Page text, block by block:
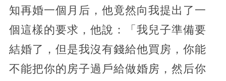
知再婚一個月后，他竟然向我提出了一
個這樣的要求，他說：「我兒子準備要
結婚了，但是我沒有錢給他買房，你能
不能把你的房子過戶給做婚房，然后你